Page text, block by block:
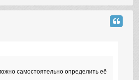
o
p
самостоятельно определить её